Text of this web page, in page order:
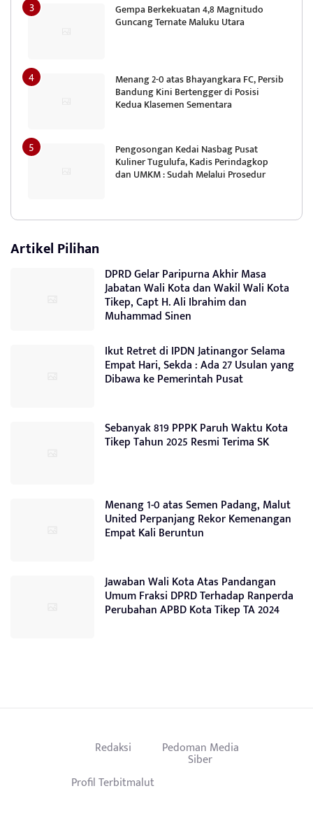
Gempa Berkekuatan 4,8 Magnitudo
Guncang Ternate Maluku Utara
Menang 2-0 atas Bhayangkara FC, Persib
Bandung Kini Bertengger di Posisi
Kedua Klasemen Sementara
Pengosongan Kedai Nasbag Pusat
Kuliner Tugulufa, Kadis Perindagkop
dan UMKM : Sudah Melalui Prosedur
Artikel Pilihan
DPRD Gelar Paripurna Akhir Masa
Jabatan Wali Kota dan Wakil Wali Kota
Tikep, Capt H. Ali Ibrahim dan
Muhammad Sinen
Ikut Retret di IPDN Jatinangor Selama
Empat Hari, Sekda : Ada 27 Usulan yang
Dibawa ke Pemerintah Pusat
Sebanyak 819 PPPK Paruh Waktu Kota
Tikep Tahun 2025 Resmi Terima SK
Menang 1-0 atas Semen Padang, Malut
United Perpanjang Rekor Kemenangan
Empat Kali Beruntun
Jawaban Wali Kota Atas Pandangan
Umum Fraksi DPRD Terhadap Ranperda
Perubahan APBD Kota Tikep TA 2024
Redaksi Pedoman Media
Siber
Profil Terbitmalut